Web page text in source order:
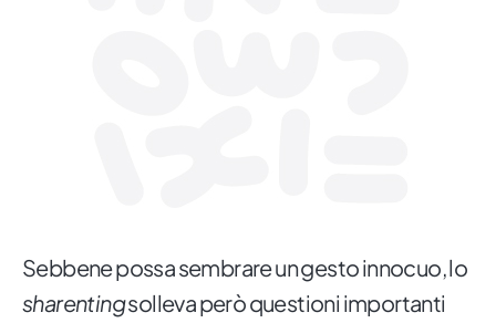
Sebbene possa sembrare un gesto innocuo, lo
sharentingsolleva però questioni importanti